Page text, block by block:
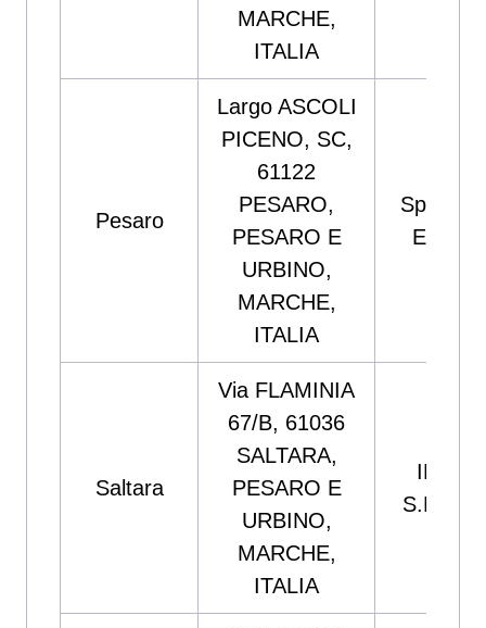
MARCHE,
ITALIA
Pesaro
Largo ASCOLI
PICENO, SC,
61122
PESARO,
PESARO E
URBINO,
MARCHE,
ITALIA
Spazio
Enel
Saltara
Via FLAMINIA
67/B, 61036
SALTARA,
PESARO E
URBINO,
MARCHE,
ITALIA
IET
S.R.L.